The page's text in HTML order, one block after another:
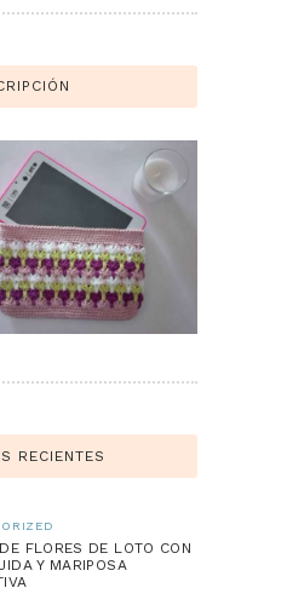
RECIENTES
FLORES DE LOTO CON
Y MARIPOSA